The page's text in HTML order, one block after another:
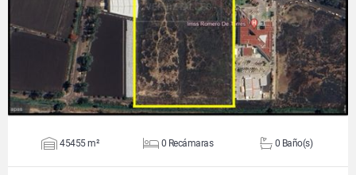
VER DETALLES
45455 m² 0 Recámaras 0 Baño(s)